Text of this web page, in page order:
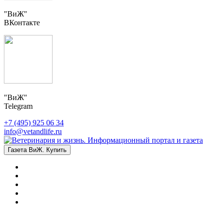
"ВиЖ"
ВКонтакте
"ВиЖ"
Telegram
+7 (495) 925 06 34
info@vetandlife.ru
Газета ВиЖ. Купить